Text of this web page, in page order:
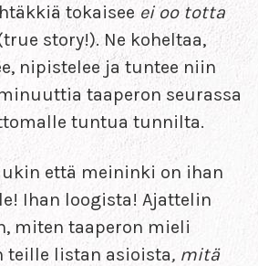
tokaisee ei oo totta
story!). Ne koheltaa,
nipistelee ja tuntee niin
taaperon seurassa
tuntua tunnilta.
että meininki on ihan
Ihan loogista! Ajattelin
miten taaperon mieli
listan asioista, mitä